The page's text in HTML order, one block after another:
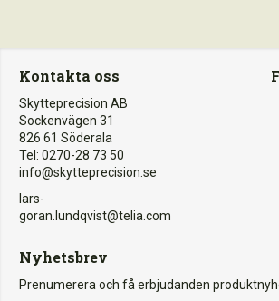
Kontakta oss
Skytteprecision AB
Sockenvägen 31
826 61 Söderala
Tel: 0270-28 73 50
info@skytteprecision.se
lars-
goran.lundqvist@telia.com
Nyhetsbrev
Prenumerera och få erbjudanden